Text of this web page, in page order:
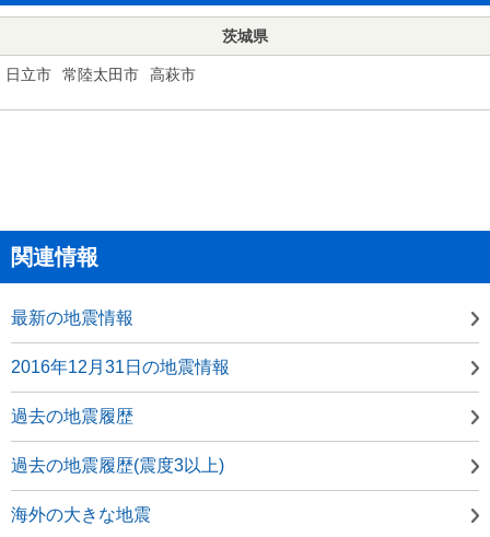
茨城県
日立市 常陸太田市 高萩市
関連情報
最新の地震情報
2016年12月31日の地震情報
過去の地震履歴
過去の地震履歴(震度3以上)
海外の大きな地震